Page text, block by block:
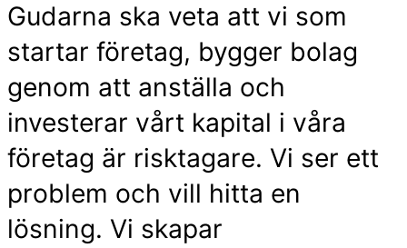
Gudarna ska veta att vi som
startar företag, bygger bolag
genom att anställa och
investerar vårt kapital i våra
företag är risktagare. Vi ser ett
problem och vill hitta en
lösning. Vi skapar